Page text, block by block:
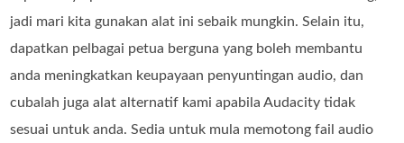
jadi mari kita gunakan alat ini sebaik mungkin. Selain itu,
dapatkan pelbagai petua berguna yang boleh membantu
anda meningkatkan keupayaan penyuntingan audio, dan
cubalah juga alat alternatif kami apabila Audacity tidak
sesuai untuk anda. Sedia untuk mula memotong fail audio